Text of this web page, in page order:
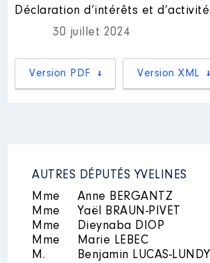
Communauté
07/2020 à
Commentaire : [Données
publiées]
2021
14 180 €
2022
14 180 €
2023
14 180 €
2024
7 200 €
Nom: Aline Durand
Nom : Huguet Victor
│ Employeur : Néant
Déclaration d’intérêts et
30 juillet 2024
Version PDF Version XML
AUTRES DÉPUTÉS YVELINES
Mme
Anne BERGANTZ
Mme
Yaël BRAUN-PIVET
Mme
Dieynaba DIOP
Mme
Marie LEBEC
M.
Benjamin LUCAS-LUNDY